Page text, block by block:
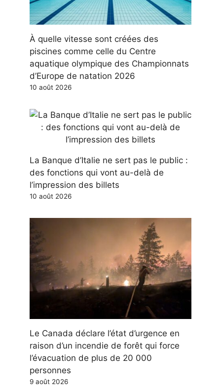
À quelle vitesse sont créées des
piscines comme celle du Centre
aquatique olympique des Championnats
d’Europe de natation 2026
10 août 2026
La Banque d’Italie ne sert pas le public :
des fonctions qui vont au-delà de
l’impression des billets
10 août 2026
Le Canada déclare l’état d’urgence en
raison d’un incendie de forêt qui force
l’évacuation de plus de 20 000
personnes
9 août 2026